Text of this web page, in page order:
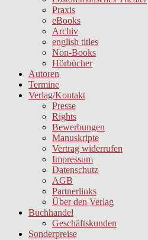
Praxis
eBooks
Archiv
english titles
Non-Books
Hörbücher
Autoren
Termine
Verlag/Kontakt
Presse
Rights
Bewerbungen
Manuskripte
Vertrag widerrufen
Impressum
Datenschutz
AGB
Partnerlinks
Über den Verlag
Buchhandel
Geschäftskunden
Sonderpreise